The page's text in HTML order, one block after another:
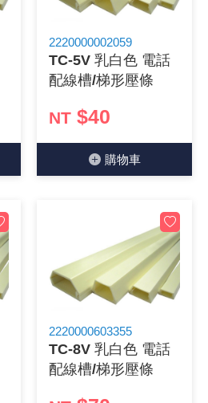
2220000002059
TC-5V 乳白色 電話
配線槽/梯形壓條
NT $40
購物⾞
2220000603355
TC-8V 乳白色 電話
配線槽/梯形壓條